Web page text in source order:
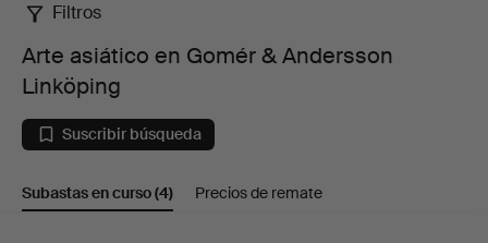
Arte
asiático
en
Gomér
Filtros
Arte asiático en Gomér & Andersson
Linköping
Suscribir búsqueda
Subastas en curso(4) Precios de remate